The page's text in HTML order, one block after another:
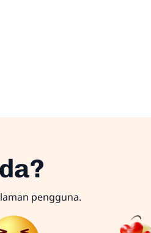
pengguna.